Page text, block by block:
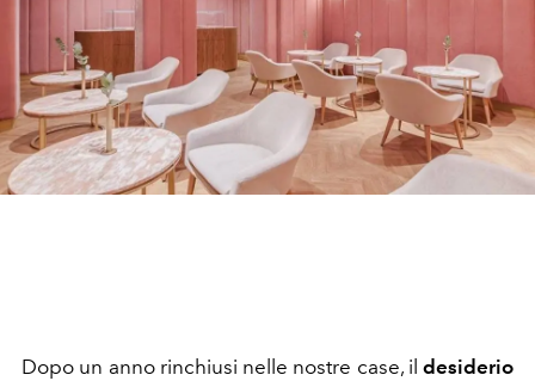
Dopo un anno rinchiusi nelle nostre case, il desiderio